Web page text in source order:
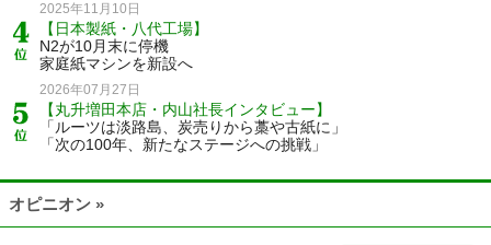
2025年11月10日
【日本製紙・八代工場】
N2が10月末に停機
家庭紙マシンを新設へ
2026年07月27日
【丸升増田本店・内山社長インタビュー】
「ルーツは淡路島、炭売りから藁や古紙に」
「次の100年、新たなステージへの挑戦」
オピニオン »